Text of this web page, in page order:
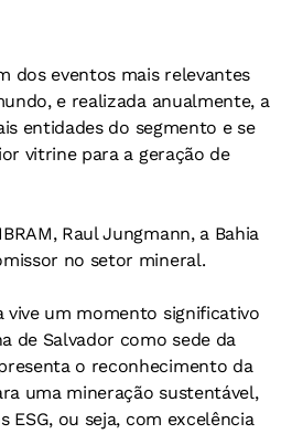
dos eventos mais relevantes
e realizada anualmente, a
entidades do segmento e se
vitrine para a geração de
Raul Jungmann, a Bahia
no setor mineral.
vive um momento significativo
de Salvador como sede da
o reconhecimento da
uma mineração sustentável,
ESG, ou seja, com excelência